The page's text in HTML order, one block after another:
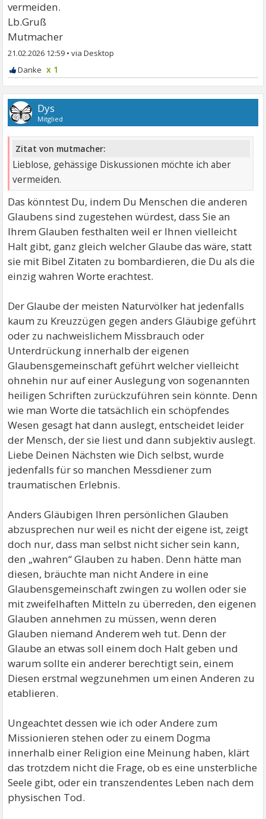
vermeiden.
Lb.Gruß
Mutmacher
21.02.2026 12:59 •
x 1
Dys
Mitglied
Zitat von mutmacher:
Lieblose, gehässige Diskussionen möchte ich aber
vermeiden.
Das könntest Du, indem Du Menschen die anderen
Glaubens sind zugestehen würdest, dass Sie an
Ihrem Glauben festhalten weil er Ihnen vielleicht
Halt gibt, ganz gleich welcher Glaube das wäre, statt
sie mit Bibel Zitaten zu bombardieren, die Du als die
einzig wahren Worte erachtest.
Der Glaube der meisten Naturvölker hat jedenfalls
kaum zu Kreuzzügen gegen anders Gläubige geführt
oder zu nachweislichem Missbrauch oder
Unterdrückung innerhalb der eigenen
Glaubensgemeinschaft geführt welcher vielleicht
ohnehin nur auf einer Auslegung von sogenannten
heiligen Schriften zurückzuführen sein könnte. Denn
wie man Worte die tatsächlich ein schöpfendes
Wesen gesagt hat dann auslegt, entscheidet leider
der Mensch, der sie liest und dann subjektiv auslegt.
Liebe Deinen Nächsten wie Dich selbst, wurde
jedenfalls für so manchen Messdiener zum
traumatischen Erlebnis.
Anders Gläubigen Ihren persönlichen Glauben
abzusprechen nur weil es nicht der eigene ist, zeigt
doch nur, dass man selbst nicht sicher sein kann,
den „wahren“ Glauben zu haben. Denn hätte man
diesen, bräuchte man nicht Andere in eine
Glaubensgemeinschaft zwingen zu wollen oder sie
mit zweifelhaften Mitteln zu überreden, den eigenen
Glauben annehmen zu müssen, wenn deren
Glauben niemand Anderem weh tut. Denn der
Glaube an etwas soll einem doch Halt geben und
warum sollte ein anderer berechtigt sein, einem
Diesen erstmal wegzunehmen um einen Anderen zu
etablieren.
Ungeachtet dessen wie ich oder Andere zum
Missionieren stehen oder zu einem Dogma
innerhalb einer Religion eine Meinung haben, klärt
das trotzdem nicht die Frage, ob es eine unsterbliche
Seele gibt, oder ein transzendentes Leben nach dem
physischen Tod.